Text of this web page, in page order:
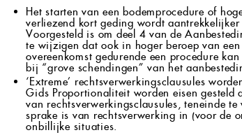
Het starten van een bodemprocedure of
verliezend kort geding wordt aantrekkelijker
Voorgesteld is om deel 4 van de
te wijzigen dat ook in hoger beroep van
overeenkomst gedurende een procedure
bij “grove schendingen” van het
‘Extreme’ rechtsverwerkingsclausules
Gids Proportionaliteit worden eisen gesteld
van rechtsverwerkingsclausules, teneinde
sprake is van rechtsverwerking in (voor de
onbillijke situaties.